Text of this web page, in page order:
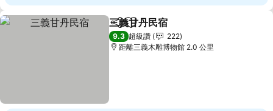
分享 加入我的最愛
三義甘丹民宿
9.3 超級讚
222
距離三義木雕博物館 2.0 公里